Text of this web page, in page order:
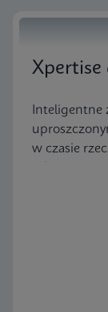
Xpertise
Inteligentne
w czasie